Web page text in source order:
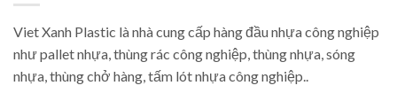
Viet Xanh Plastic là nhà cung cấp hàng đầu nhựa công nghiệp
như pallet nhựa, thùng rác công nghiệp, thùng nhựa, sóng
nhựa, thùng chở hàng, tấm lót nhựa công nghiệp..